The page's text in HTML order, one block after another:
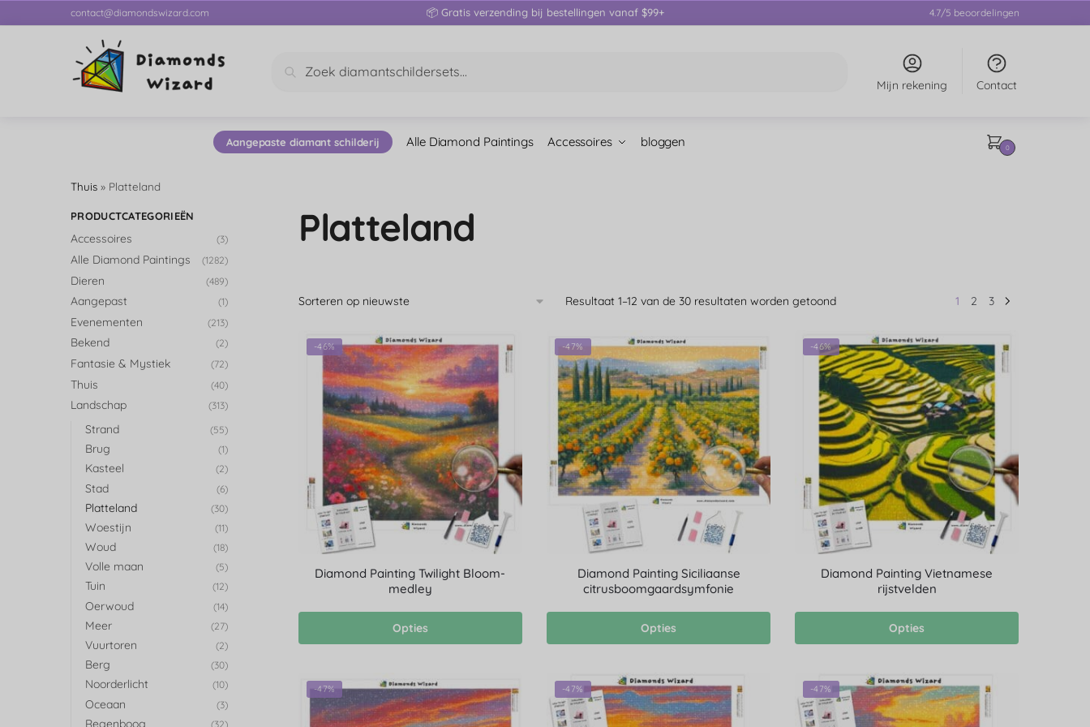
contact@diamondswizard.com 📦 Gratis verzending bij bestellingen vanaf $99+ 4.7/5 beoordelingen
Zoeken
Mijn rekening Contact
Aangepaste diamant schilderij Alle Diamond Paintings Accessoires bloggen 0
Thuis » Platteland
Platteland
Resultaat 1–12 van de 30 resultaten worden getoond 1 2 3
-46%
Diamond Painting Twilight Bloom-
medley
Opties
-47%
Diamond Painting Siciliaanse
citrusboomgaardsymfonie
Opties
-46%
Diamond Painting Vietnamese
rijstvelden
Opties
-47% -47% -47%
PRODUCTCATEGORIEËN
Accessoires (3)
Alle Diamond Paintings (1282)
Dieren (489)
Aangepast (1)
Evenementen (213)
Bekend (2)
Fantasie & Mystiek (72)
Thuis (40)
Landschap (313)
Strand (55)
Brug (1)
Kasteel (2)
Stad (6)
Platteland (30)
Woestijn (11)
Woud (18)
Volle maan (5)
Tuin (12)
Oerwoud (14)
Meer (27)
Vuurtoren (2)
Berg (30)
Noorderlicht (10)
Oceaan (3)
Regenboog (32)